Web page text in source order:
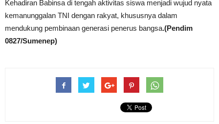
Kehadiran Babinsa di tengah aktivitas siswa menjadi wujud nyata
kemanunggalan TNI dengan rakyat, khususnya dalam
mendukung pembinaan generasi penerus bangsa.(Pendim
0827/Sumenep)